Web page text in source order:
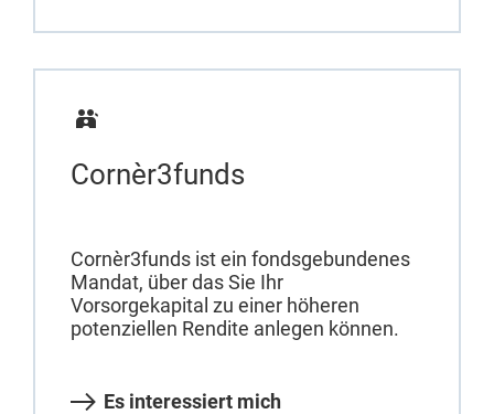
Cornèr3funds
Cornèr3funds ist ein fondsgebundenes
Mandat, über das Sie Ihr
Vorsorgekapital zu einer höheren
potenziellen Rendite anlegen können.
Es interessiert mich